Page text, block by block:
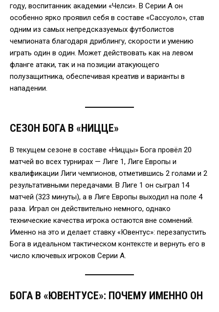
году, воспитанник академии «Челси». В Серии А он
особенно ярко проявил себя в составе «Сассуоло», став
одним из самых непредсказуемых футболистов
чемпионата благодаря дриблингу, скорости и умению
играть один в один. Может действовать как на левом
фланге атаки, так и на позиции атакующего
полузащитника, обеспечивая креатив и варианты в
нападении.
СЕЗОН БОГА В «НИЦЦЕ»
В текущем сезоне в составе «Ниццы» Бога провёл 20
матчей во всех турнирах — Лиге 1, Лиге Европы и
квалификации Лиги чемпионов, отметившись 2 голами и 2
результативными передачами. В Лиге 1 он сыграл 14
матчей (323 минуты), а в Лиге Европы выходил на поле 4
раза. Играл он действительно немного, однако
технические качества игрока остаются вне сомнений.
Именно на это и делает ставку «Ювентус»: перезапустить
Бога в идеальном тактическом контексте и вернуть его в
число ключевых игроков Серии А.
БОГА В «ЮВЕНТУСЕ»: ПОЧЕМУ ИМЕННО ОН